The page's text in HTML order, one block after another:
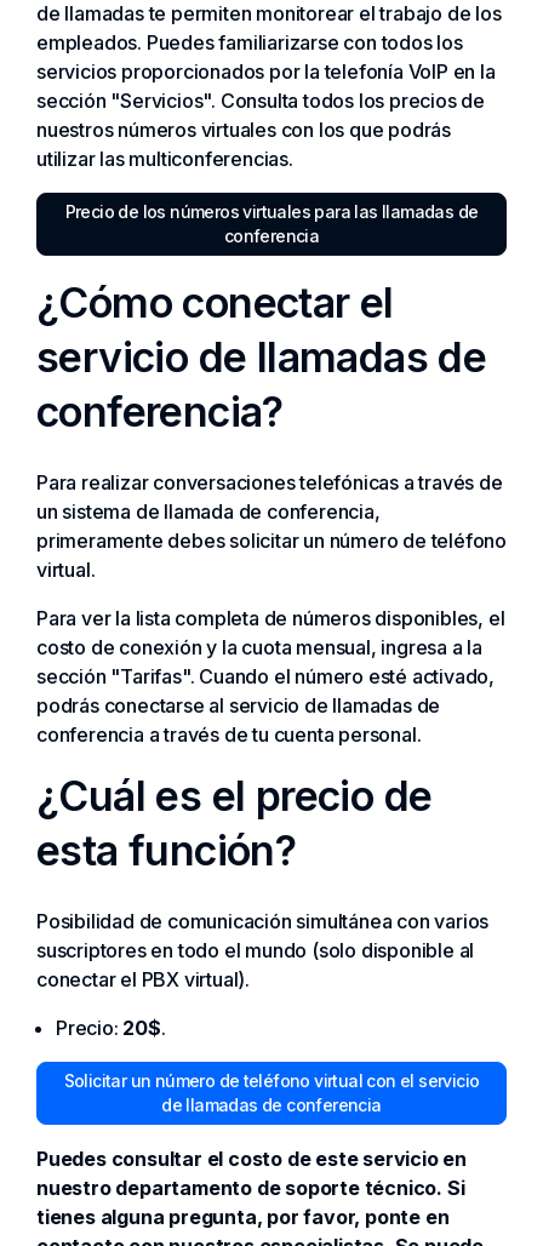
de llamadas te permiten monitorear el trabajo de los
empleados. Puedes familiarizarse con todos los
servicios proporcionados por la telefonía VoIP en la
sección "Servicios". Consulta todos los precios de
nuestros números virtuales con los que podrás
utilizar las multiconferencias.
Precio de los números virtuales para las llamadas de
conferencia
¿Cómo conectar el
servicio de llamadas de
conferencia?
Para realizar conversaciones telefónicas a través de
un sistema de llamada de conferencia,
primeramente debes solicitar un número de teléfono
virtual.
Para ver la lista completa de números disponibles, el
costo de conexión y la cuota mensual, ingresa a la
sección "Tarifas". Cuando el número esté activado,
podrás conectarse al servicio de llamadas de
conferencia a través de tu cuenta personal.
¿Cuál es el precio de
esta función?
Posibilidad de comunicación simultánea con varios
suscriptores en todo el mundo (solo disponible al
conectar el PBX virtual).
Precio: 20$.
Solicitar un número de teléfono virtual con el servicio
de llamadas de conferencia
Puedes consultar el costo de este servicio en
nuestro departamento de soporte técnico. Si
tienes alguna pregunta, por favor, ponte en